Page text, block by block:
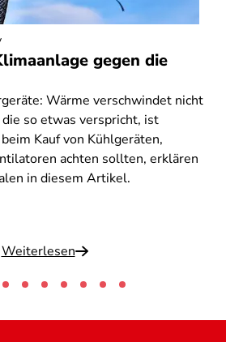
gegen die
Wärme verschwindet nicht
so etwas verspricht, ist
Kauf von Kühlgeräten,
achten sollten, erklären
in diesem Artikel.
Weiterlesen